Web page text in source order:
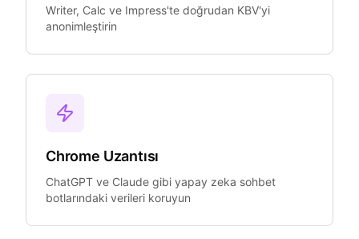
Writer, Calc ve Impress'te doğrudan KBV'yi
anonimleştirin
Chrome Uzantısı
ChatGPT ve Claude gibi yapay zeka sohbet
botlarındaki verileri koruyun